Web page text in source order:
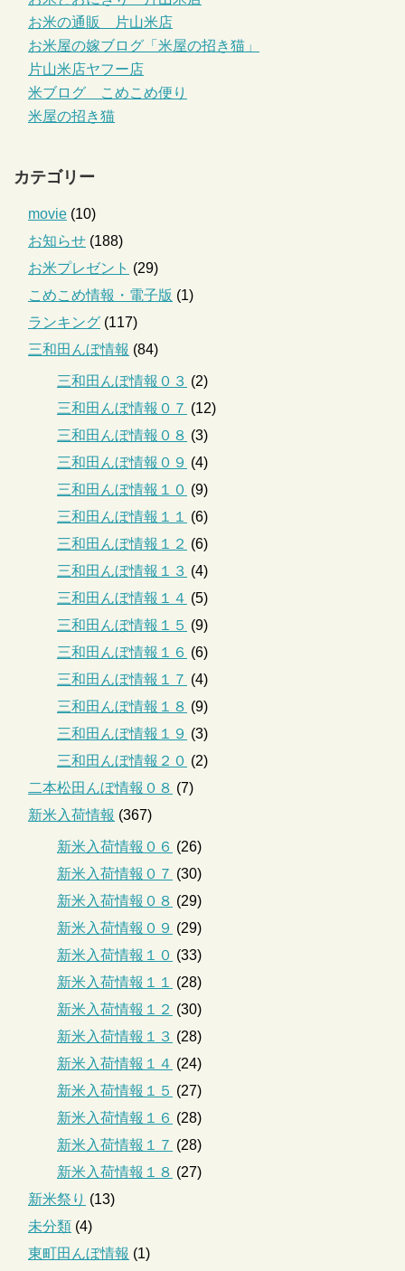
お米の通販 片山米店
お米屋の嫁ブログ「米屋の招き猫」
片山米店ヤフー店
米ブログ こめこめ便り
米屋の招き猫
カテゴリー
movie (10)
お知らせ (188)
お米プレゼント (29)
こめこめ情報・電子版 (1)
ランキング (117)
三和田んぼ情報 (84)
三和田んぼ情報０３ (2)
三和田んぼ情報０７ (12)
三和田んぼ情報０８ (3)
三和田んぼ情報０９ (4)
三和田んぼ情報１０ (9)
三和田んぼ情報１１
(6)
三和田んぼ情報１２ (6)
三和田んぼ情報１３ (4)
三和田んぼ情報１４ (5)
三和田んぼ情報１５ (9)
三和田んぼ情報１６ (6)
三和田んぼ情報１７ (4)
三和田んぼ情報１８ (9)
三和田んぼ情報１９ (3)
三和田んぼ情報２０ (2)
二本松田んぼ情報０８ (7)
新米入荷情報 (367)
新米入荷情報０６ (26)
新米入荷情報０７ (30)
新米入荷情報０８ (29)
新米入荷情報０９ (29)
新米入荷情報１０ (33)
新米入荷情報１１
(28)
新米入荷情報１２ (30)
新米入荷情報１３ (28)
新米入荷情報１４ (24)
新米入荷情報１５ (27)
新米入荷情報１６ (28)
新米入荷情報１７ (28)
新米入荷情報１８ (27)
新米祭り (13)
未分類 (4)
東町田んぼ情報 (1)